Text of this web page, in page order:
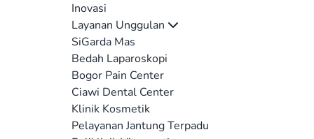
Inovasi
Layanan Unggulan
SiGarda Mas
Bedah Laparoskopi
Bogor Pain Center
Ciawi Dental Center
Klinik Kosmetik
Pelayanan Jantung Terpadu